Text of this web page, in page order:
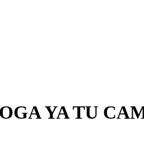
YA TU